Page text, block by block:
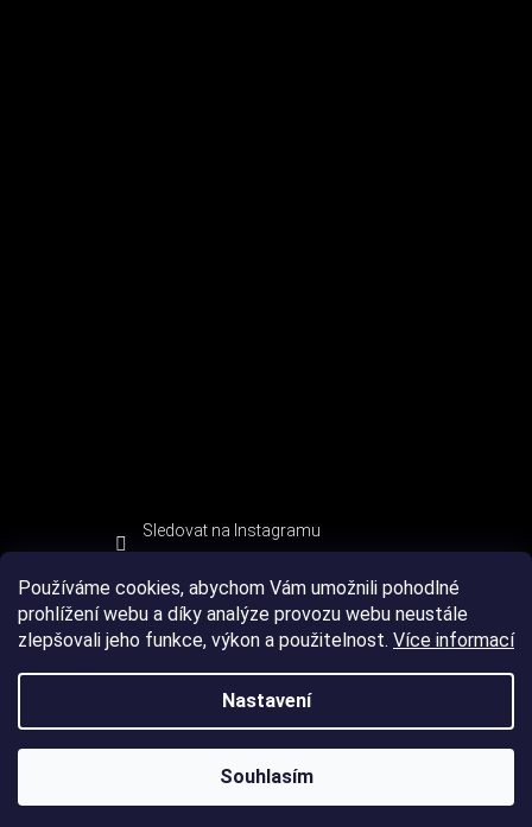
Používáme cookies, abychom Vám umožnili pohodlné
prohlížení webu a díky analýze provozu webu neustále
zlepšovali jeho funkce, výkon a použitelnost. Více informací
Nastavení
Souhlasím
Sledovat na Instagramu
DEVIL SPORT. Všechna práva vyhrazena.